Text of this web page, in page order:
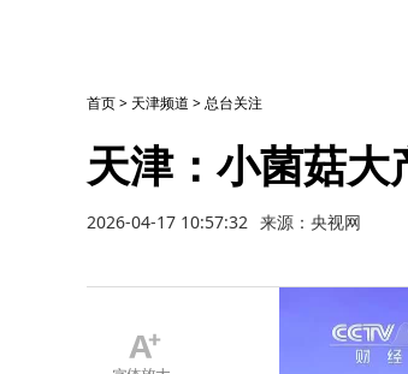
首页> 天津频道 >总台关注
天津：小菌菇
2026-04-17 10:57:32 来源：央视网